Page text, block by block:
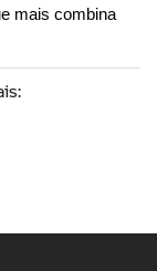
mais combina